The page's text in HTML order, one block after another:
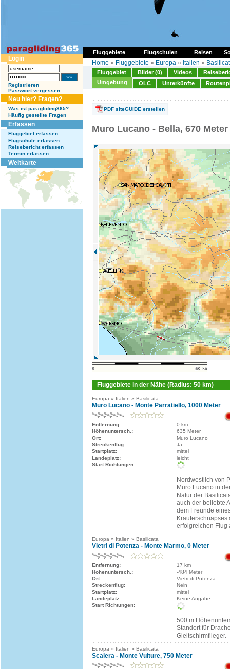
Fluggebiete Flugschulen Reisen
Login
Registrieren
Passwort vergessen
Neu hier? Fragen?
Was ist paragliding365?
Häufig gestellte Fragen
Erfassen
Fluggebiet erfassen
Flugschule erfassen
Reisebericht erfassen
Termin erfassen
Weltkarte
Home » Fluggebiete » Europa » Italien »
Fluggebiet Bilder (0) Videos
Umgebung
OLC Unterkünfte
PDF siteGUIDE erstellen
Muro Lucano - Bella, 670 Meter
Fluggebiete in der Nähe (Radius: 50 km)
Europa » Italien » Basilicata
Muro Lucano - Monte Parratiello, 1000 Meter
Entfernung:
0 km
Höhenuntersch.:
635 Meter
Ort:
Muro Lucano
Streckenflug:
Ja
Startplatz:
mittel
Landeplatz:
leicht
Start Richtungen:
Nordwestlich von
Muro Lucano in
Natur der
auch der beliebte
dem Freunde
Kräuterschnapses
erfolgreichen Flug
Europa » Italien » Basilicata
Vietri di Potenza - Monte Marmo, 0 Meter
Entfernung:
17 km
Höhenuntersch.:
-484 Meter
Ort:
Vietri di Potenza
Streckenflug:
Nein
Startplatz:
mittel
Landeplatz:
Keine Angabe
Start Richtungen:
500 m
Standort für
Gleitschirmflieger.
Europa » Italien » Basilicata
Scalera - Monte Vulture, 750 Meter